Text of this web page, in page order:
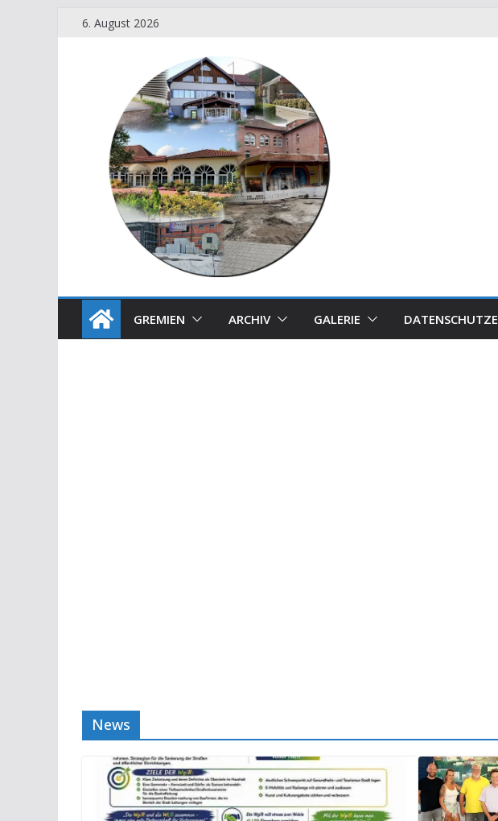
6. August 2026
GREMIEN ARCHIV GALERIE
News